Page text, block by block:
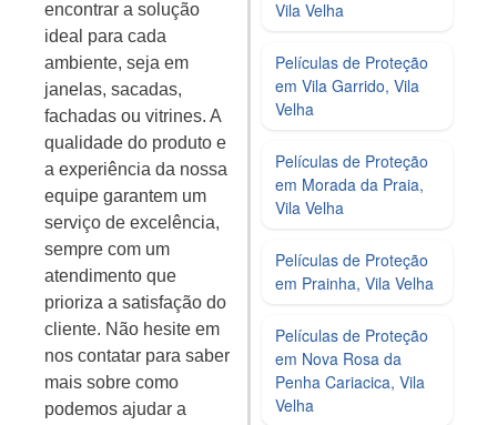
encontrar a solução
ideal para cada
ambiente, seja em
janelas, sacadas,
fachadas ou vitrines. A
qualidade do produto e
a experiência da nossa
equipe garantem um
serviço de excelência,
sempre com um
atendimento que
prioriza a satisfação do
cliente. Não hesite em
nos contatar para saber
mais sobre como
podemos ajudar a
Vila Velha
Películas de Proteção
em Vila Garrido, Vila
Velha
Películas de Proteção
em Morada da Praia,
Vila Velha
Películas de Proteção
em Prainha, Vila Velha
Películas de Proteção
em Nova Rosa da
Penha Cariacica, Vila
Velha